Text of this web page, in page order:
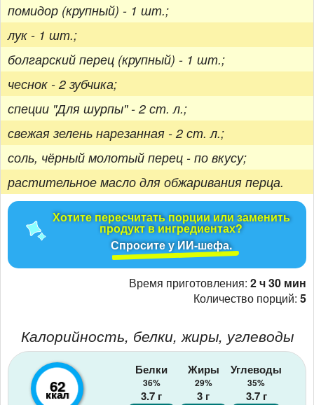
помидор (крупный) - 1 шт.;
лук - 1 шт.;
болгарский перец (крупный) - 1 шт.;
чеснок - 2 зубчика;
специи "Для шурпы" - 2 ст. л.;
свежая зелень нарезанная - 2 ст. л.;
соль, чёрный молотый перец - по вкусу;
растительное масло для обжаривания перца.
Хотите пересчитать порции или заменить
продукт в ингредиентах?
Спросите у ИИ-шефа.
Время приготовления: 2 ч 30 мин
Количество порций: 5
Калорийность, белки, жиры, углеводы
62
ккал
Белки
36%
3.7 г
Жиры
29%
3 г
Углеводы
35%
3.7г